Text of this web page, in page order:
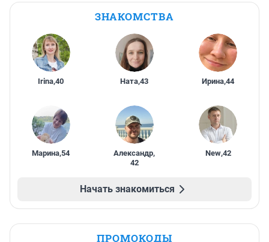
ЗНАКОМСТВА
Irina,40 Ната,43 Ирина,44
Марина,54 Александр,
42
New,42
Начать знакомиться
ПРОМОКОДЫ